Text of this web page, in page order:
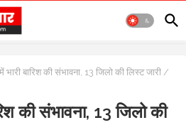
भारी बारिश की संभावना, 13 जिलो की लिस्ट जारी /
की संभावना, 13 जिलो की